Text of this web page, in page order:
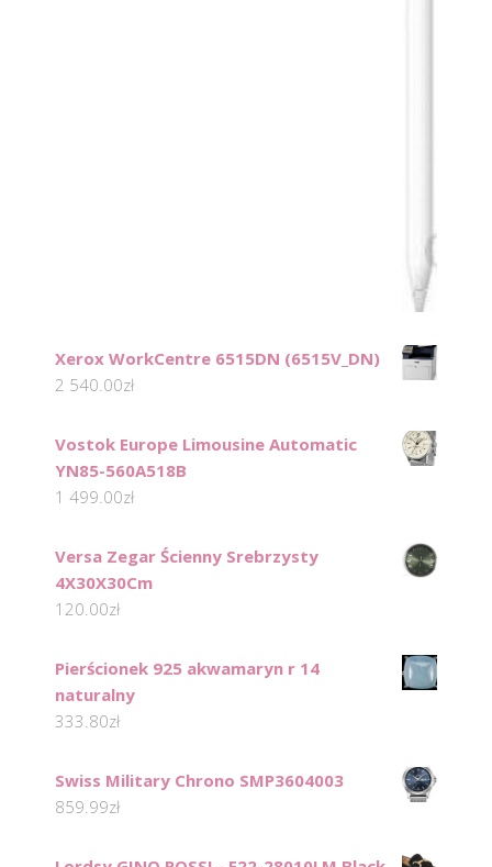
Xerox WorkCentre 6515DN (6515V_DN)
2 540.00zł
Vostok Europe Limousine Automatic
YN85-560A518B
1 499.00zł
Versa Zegar Ścienny Srebrzysty
4X30X30Cm
120.00zł
Pierścionek 925 akwamaryn r 14
naturalny
333.80zł
Swiss Military Chrono SMP3604003
859.99zł